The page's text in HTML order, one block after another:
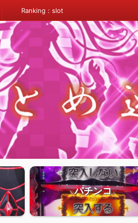
Ranking：slot
パチンコ